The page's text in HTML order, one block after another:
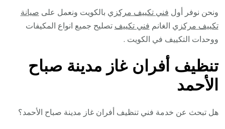
ونحن نوفر أول فني تكييف مركزي بالكويت ونعمل على صيانة
تكييف مركزي الغانم فني تكييف تصليح جميع انواع المكيفات
ووحدات التكييف في الكويت .
تنظيف أفران غاز مدينة صباح
الأحمد
هل تبحث عن خدمة فني تنظيف أفران غاز مدينة صباح الأحمد؟